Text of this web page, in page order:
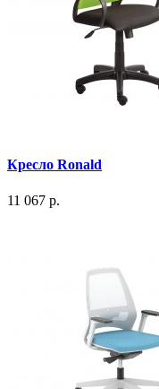
Кресло Ronald
11 067 р.